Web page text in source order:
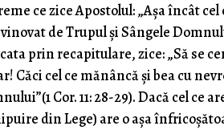
ce zice Apostolul: „Aşa încât
de Trupul şi Sângele
prin recapitulare, zice: „Să se
Căci cel ce mănâncă şi bea cu
Cor. 11: 28-29). Dacă cel
din Lege) are o aşa